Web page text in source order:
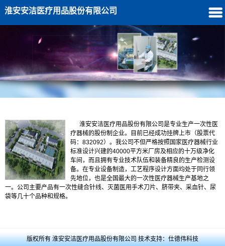
淮安安洁医疗用品股份有限公司
淮安安洁医疗用品股份有限公司是专业生产一次性医
疗器械的股份制企业。目前已经成功挂牌上市（股票代
码：832092）。我公司不但严格按照国家医疗器械行业
标准设计兴建的40000平方米厂房及相应的十万级净化
车间，而且拥有专业技术队伍和装备精良的生产检测设
备。在专业设备制造，工艺程序设计方面均处于同行领
先地位，也是全国最大的一次性医疗器械生产基地之
一。公司主要产品有一次性缝合针线、灭菌医用手术刀片、脐带夹、采血针、尿
袋等几十个品种和规格。
版权所有 淮安安洁医疗用品股份有限公司 技术支持：仕德伟科技